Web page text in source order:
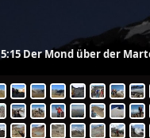
5:15 Der Mond über der